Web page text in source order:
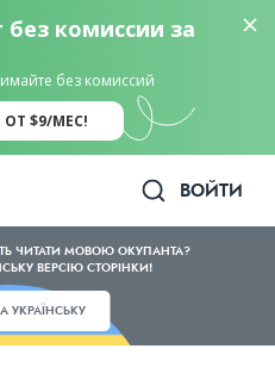
комиссии за
без комиссий
$9/МЕС!
ВОЙТИ
ЧИТАТИ МОВОЮ ОКУПАНТА?
ВЕРСІЮ СТОРІНКИ!
УКРАЇНСЬКУ